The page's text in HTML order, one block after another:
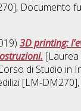
, Documento
3D printing:
[Laurea
di Studio in
[LM-DM270]